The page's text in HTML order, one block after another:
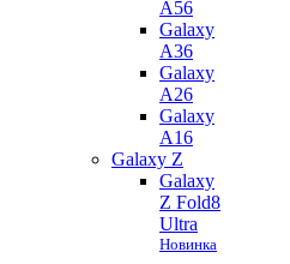
A56
Galaxy
A36
Galaxy
A26
Galaxy
A16
Galaxy Z
Galaxy
Z Fold8
Ultra
Новинка